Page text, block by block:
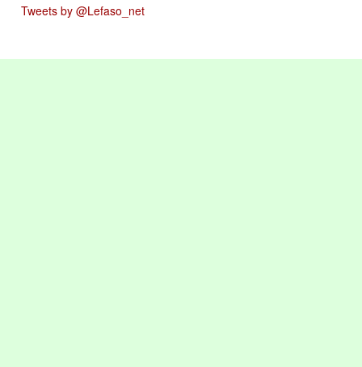
Tweets by @Lefaso_net